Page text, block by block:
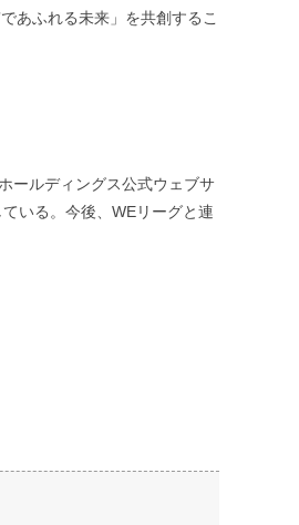
あふれる未来」を共創するこ
ールディングス公式ウェブサ
いる。今後、WEリーグと連